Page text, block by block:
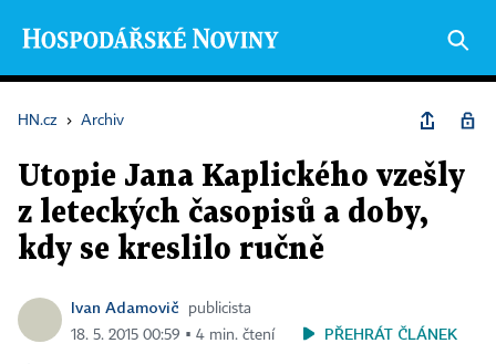
HN.cz › Archiv
Utopie Jana Kaplického vzešly
z leteckých časopisů a doby,
kdy se kreslilo ručně
Ivan Adamovič
publicista
18. 5. 2015 00:59 ▪ 4 min. čtení
PŘEHRÁT ČLÁNEK